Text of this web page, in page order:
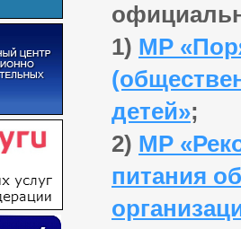
1) МР
детей»;
2) МР
питания